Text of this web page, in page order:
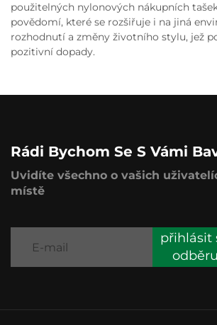
použitelných nylonových nákupních
povědomí, které se rozšiřuje i na jiná
rozhodnutí a změny životního stylu, jež
pozitivní dopady.
Rádi Bychom Se S Vámi
Uvidíte všechno o vašich
místě
přihlásit
odběru